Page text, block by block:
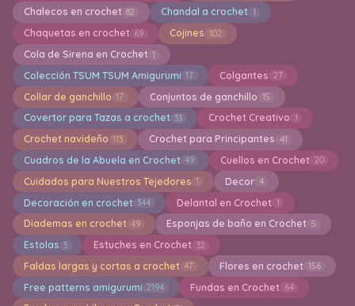
Chalecos en crochet 82 Chandal a crochet 1
Chaquetas en crochet 69 Cojines 102
Cola de Sirena en Crochet 1
Colección TSUM TSUM Amigurumi 17 Colgantes 27
Collar de ganchillo 17 Conjuntos de ganchillo 15
Covertor para Tazas a crochet 33 Crochet Creativo 1
Crochet navideño 113 Crochet para Principantes 41
Cuadros de la Abuela en Crochet 49 Cuellos en Crochet 20
Cuidados para Nuestros Tejedores 1 Decor 4
Decoración en crochet 344 Delantal en Crochet 1
Diademas en crochet 49 Esponjas de baño en Crochet 5
Estolas 3 Estuches en Crochet 32
Faldas largas y cortas a crochet 47 Flores en crochet 156
Free patterns amigurumi 2194 Fundas en Crochet 64